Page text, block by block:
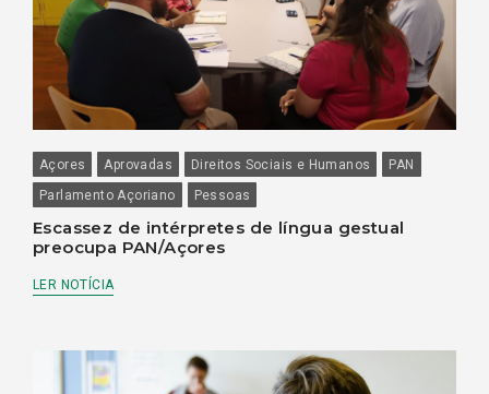
Açores Aprovadas Direitos Sociais e Humanos
PAN
Parlamento Açoriano
Pessoas
Escassez de intérpretes de língua gestual
preocupa PAN/Açores
LER NOTÍCIA